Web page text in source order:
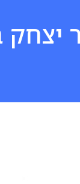
יצחק